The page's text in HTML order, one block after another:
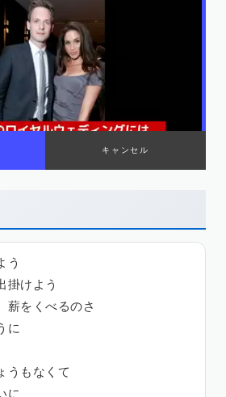
う
掛けよう
をくべるのさ
に
うもなくて